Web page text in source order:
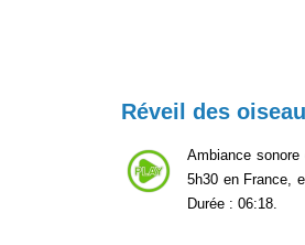
Réveil des
Ambiance
5h30 en France,
Durée : 06:18.